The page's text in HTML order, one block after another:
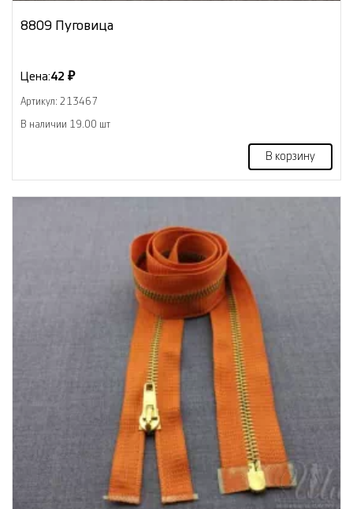
8809 Пуговица
Цена:42 ₽
Артикул: 213467
В наличии 19.00 шт
В корзину